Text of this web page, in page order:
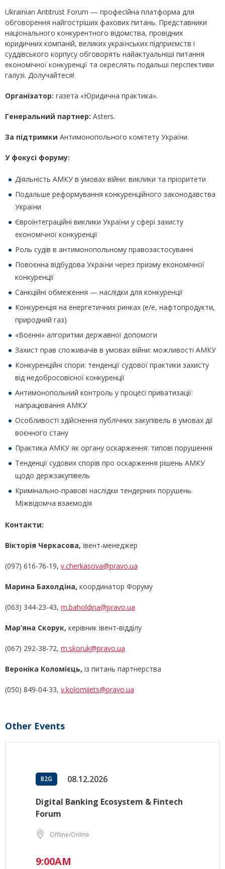
Ukrainian Antitrust Forum — професійна платформа для
обговорення найгостріших фахових питань. Представники
національного конкурентного відомства, провідних
юридичних компаній, великих українських підприємств і
суддівського корпусу обговорять найактуальніші питання
економічної конкуренції та окреслять подальші перспективи
галузі. Долучайтеся!
Організатор: газета «Юридична практика».
Генеральний партнер: Asters.
За підтримки Антимонопольного комітету України.
У фокусі форуму:
Діяльність АМКУ в умовах війни: виклики та пріоритети
Подальше реформування конкуренційного законодавства
України
Євроінтеграційні виклики України у сфері захисту
економічної конкуренції
Роль судів в антимонопольному правозастосуванні
Повоєнна відбудова України через призму економічної
конкуренції
Санкційні обмеження — наслідки для конкуренції
Конкуренція на енергетичних ринках (е/е, нафтопродукти,
природний газ)
«Воєнні» алгоритми державної допомоги
Захист прав споживачів в умовах війни: можливості АМКУ
Конкуренційні спори: тенденції судової практики захисту
від недобросовісної конкуренції
Антимонопольний контроль у процесі приватизації:
напрацювання АМКУ
Особливості здійснення публічних закупівель в умовах дії
воєнного стану
Практика АМКУ як органу оскарження: типові порушення
Тенденції судових спорів про оскарження рішень АМКУ
щодо держзакупівель
Кримінально-правові наслідки тендерних порушень.
Міжвідомча взаємодія
Контакти:
Вікторія Черкасова, івент-менеджер
(097) 616-76-19, v.cherkasova@pravo.ua
Марина Бахолдіна, координатор Форуму
(063) 344-23-43, m.baholdina@pravo.ua
Мар’яна Скорук, керівник івент-відділу
(067) 292-38-72, m.skoruk@pravo.ua
Вероніка Коломієць, із питань партнерства
(050) 849-04-33, v.kolomiiets@pravo.ua
Other Events
B2G 08.12.2026
Digital Banking Ecosystem & Fintech
Forum
Offline/Online
9:00AM